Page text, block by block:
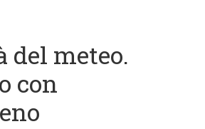
del meteo.
con